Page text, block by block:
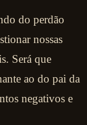
do perdão
nossas
Será que
ao do pai da
negativos e